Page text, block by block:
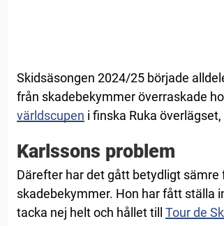
Skidsäsongen 2024/25 började
från skadebekymmer överraskade
världscupen i finska Ruka
Karlssons problem
Därefter har det gått betydligt
skadebekymmer. Hon har fått ställa
tacka nej helt och hållet till Tour de